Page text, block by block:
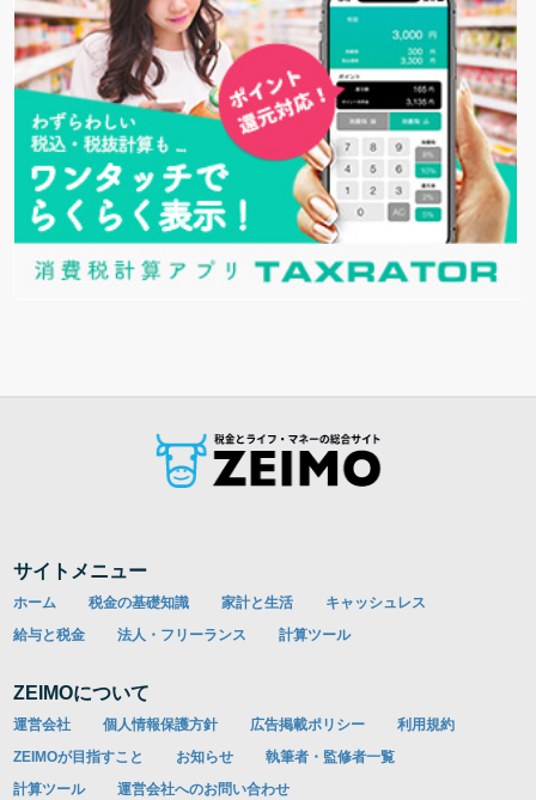
サイトメニュー
ホーム 税金の基礎知識 家計と生活
キャッシュレス
給与と税金
法人・フリーランス 計算ツール
ZEIMOについて
運営会社 個人情報保護方針 広告掲載ポリシー
利用規約
ZEIMOが目指すこと
お知らせ
執筆者・監修者一覧
計算ツール
運営会社へのお問い合わせ